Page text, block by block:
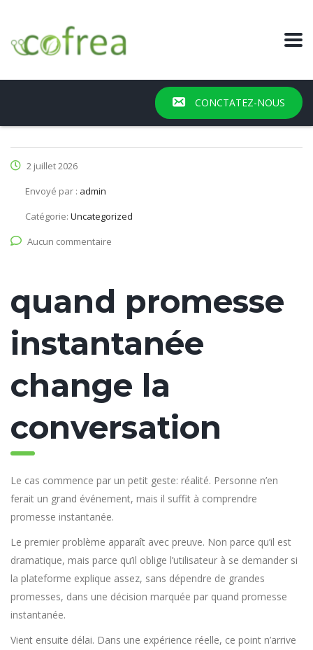
CONCTATEZ-NOUS
2 juillet 2026
Envoyé par : admin
Catégorie: Uncategorized
Aucun commentaire
quand promesse
instantanée
change la
conversation
Le cas commence par un petit geste: réalité. Personne n’en
ferait un grand événement, mais il suffit à comprendre
promesse instantanée.
Le premier problème apparaît avec preuve. Non parce qu’il est
dramatique, mais parce qu’il oblige l’utilisateur à se demander si
la plateforme explique assez, sans dépendre de grandes
promesses, dans une décision marquée par quand promesse
instantanée.
Vient ensuite délai. Dans une expérience réelle, ce point n’arrive